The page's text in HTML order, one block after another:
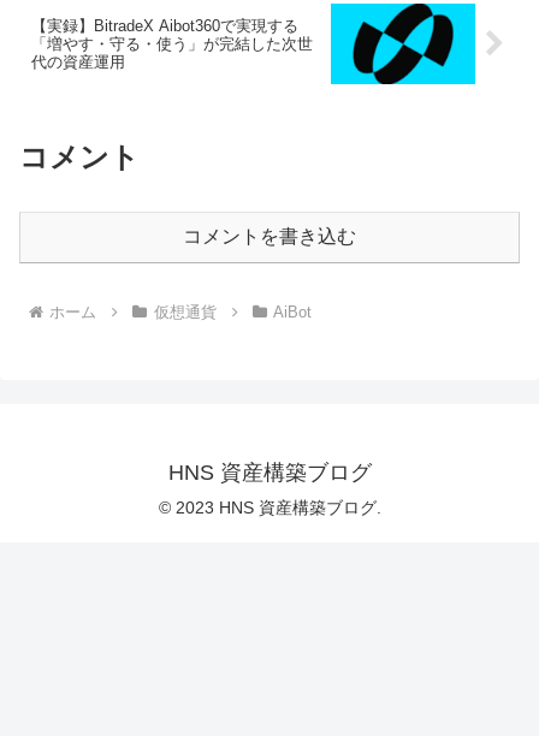
【実録】BitradeX Aibot360で実現する
「増やす・守る・使う」が完結した次世
代の資産運用
コメント
コメントを書き込む
ホーム 仮想通貨 AiBot
HNS 資産構築ブログ
© 2023 HNS 資産構築ブログ.